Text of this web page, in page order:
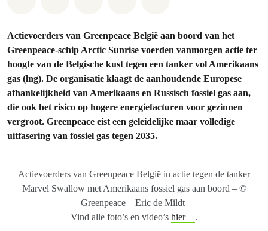
Actievoerders van Greenpeace België aan boord van het
Greenpeace-schip Arctic Sunrise voerden vanmorgen actie ter
hoogte van de Belgische kust tegen een tanker vol Amerikaans
gas (lng). De organisatie klaagt de aanhoudende Europese
afhankelijkheid van Amerikaans en Russisch fossiel gas aan,
die ook het risico op hogere energiefacturen voor gezinnen
vergroot. Greenpeace eist een geleidelijke maar volledige
uitfasering van fossiel gas tegen 2035.
Actievoerders van Greenpeace België in actie tegen de tanker
Marvel Swallow met Amerikaans fossiel gas aan boord – ©
Greenpeace – Eric de Mildt
Vind alle foto’s en video’shier .